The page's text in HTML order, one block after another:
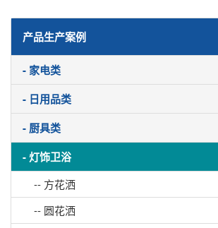
产品生产案例
- 家电类
- 日用品类
- 厨具类
- 灯饰卫浴
-- 方花洒
-- 圆花洒